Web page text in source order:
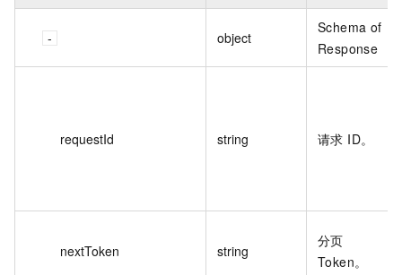
object
Schema of
Response
requestId string 请求 ID。
nextToken string
分页
Token。